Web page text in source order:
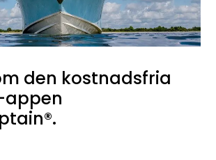
den kostnadsfria